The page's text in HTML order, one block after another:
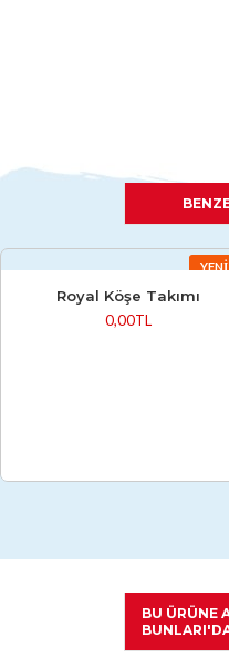
YENI
Royal Köşe Takımı
0,00TL
BU ÜRÜNE